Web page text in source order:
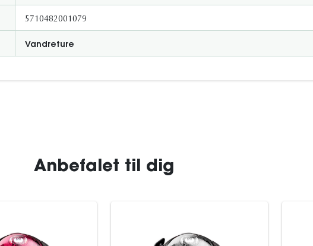
5710482001079
Vandreture
Anbefalet til dig